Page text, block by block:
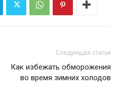
Следующая статья
Как избежать обморожения
во время зимних холодов